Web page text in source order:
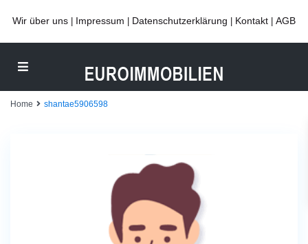
Wir über uns Impressum Datenschutzerklärung Kontakt AGB
Home shantae5906598